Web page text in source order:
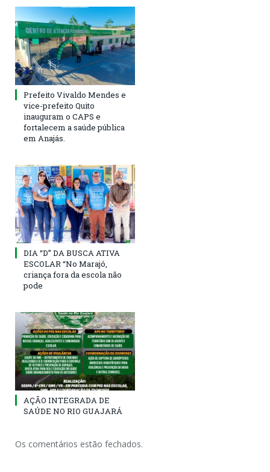
Prefeito Vivaldo Mendes e
vice-prefeito Quito
inauguram o CAPS e
fortalecem a saúde pública
em Anajás.
DIA “D” DA BUSCA ATIVA
ESCOLAR “No Marajó,
criança fora da escola não
pode
AÇÃO INTEGRADA DE
SAÚDE NO RIO GUAJARÁ
Os comentários estão fechados.